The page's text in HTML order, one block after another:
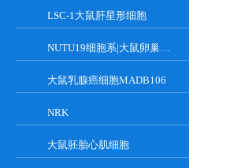
LSC-1大鼠肝星形细胞
NUTU19细胞系|大鼠卵巢癌细胞
大鼠乳腺癌细胞MADB106
NRK
大鼠胚胎心肌细胞